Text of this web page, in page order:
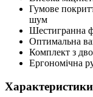
Гумове
шум
Шестигранна
Оптимальна
Комплект з
Ергономічна